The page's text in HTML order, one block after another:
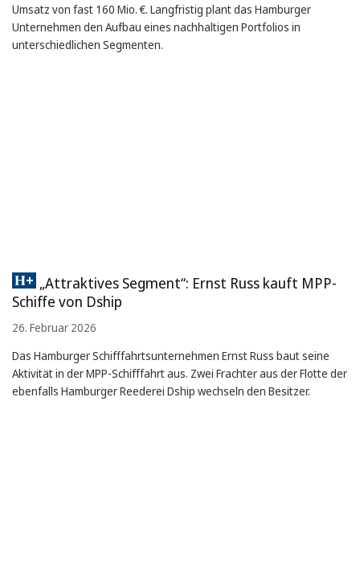
Umsatz von fast 160 Mio. €. Langfristig plant das Hamburger
Unternehmen den Aufbau eines nachhaltigen Portfolios in
unterschiedlichen Segmenten.
„Attraktives Segment“: Ernst Russ kauft MPP-
Schiffe von Dship
26. Februar 2026
Das Hamburger Schifffahrtsunternehmen Ernst Russ baut seine
Aktivität in der MPP-Schifffahrt aus. Zwei Frachter aus der Flotte der
ebenfalls Hamburger Reederei Dship wechseln den Besitzer.